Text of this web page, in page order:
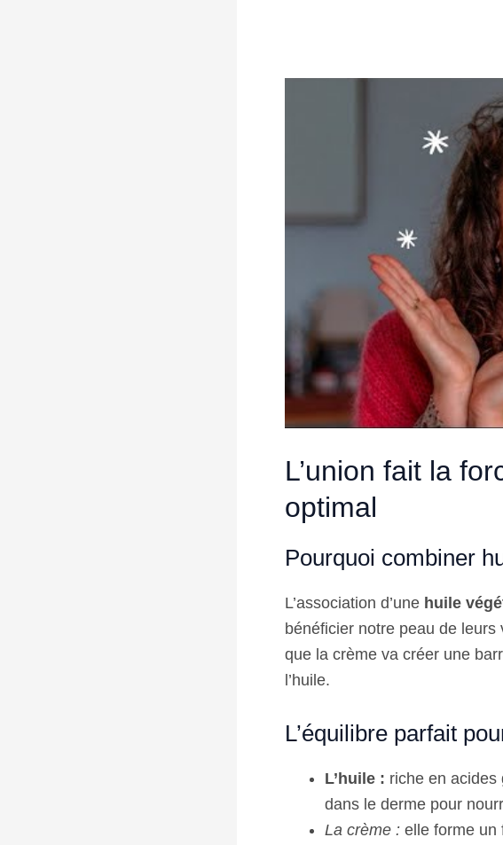
L’union fait la
optimal
Pourquoi combiner
L’association d’une huile
bénéficier notre peau de leurs
que la crème va créer une
l’huile.
L’équilibre parfait
L’huile : riche en acides
dans le derme pour
La crème : elle forme un